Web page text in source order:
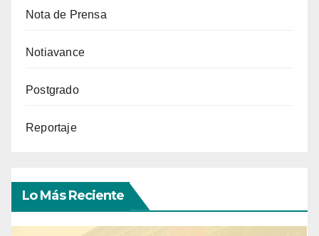
Nota de Prensa
Notiavance
Postgrado
Reportaje
Lo Más Reciente